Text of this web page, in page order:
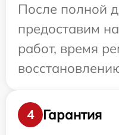
После полной
предоставим
работ, время
4
Гарантия